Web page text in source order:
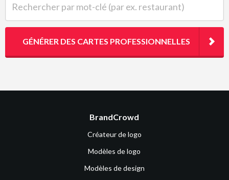
GÉNÉRER DES CARTES PROFESSIONNELLES
BrandCrowd
Créateur de logo
Modèles de logo
Modèles de design